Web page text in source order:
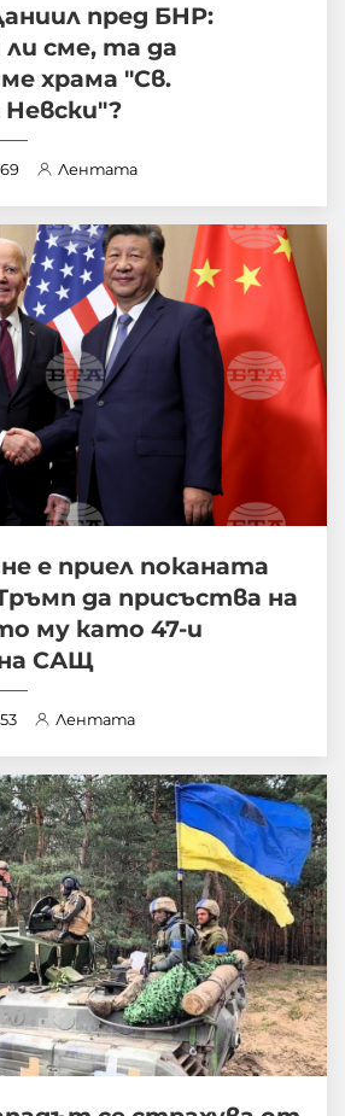
пред БНР:
сме, та да
храма "Св.
69 Лентата
е приел поканата
да присъства на
му като 47-и
САЩ
53 Лентата